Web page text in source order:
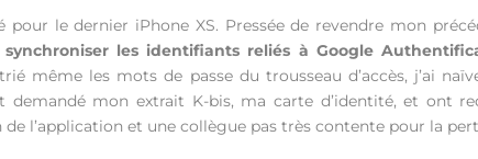
pour le dernier iPhone XS. Pressée de revendre mon
les identifiants reliés à Google
même les mots de passe du trousseau d’accès, j’ai
demandé mon extrait K-bis, ma carte d’identité, et ont
l’application et une collègue pas très contente pour la